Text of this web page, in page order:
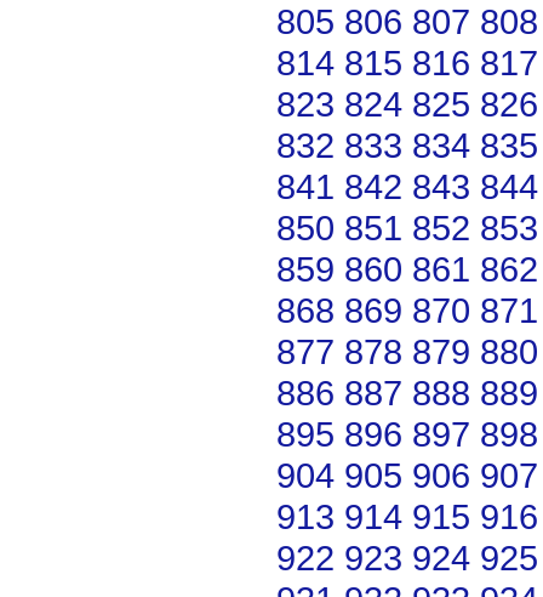
805 806 807 808
814 815 816 817
823 824 825 826
832 833 834 835
841 842 843 844
850 851 852 853
859 860 861 862
868 869 870 871
877 878 879 880
886 887 888 889
895 896 897 898
904 905 906 907
913 914 915 916
922 923 924 925